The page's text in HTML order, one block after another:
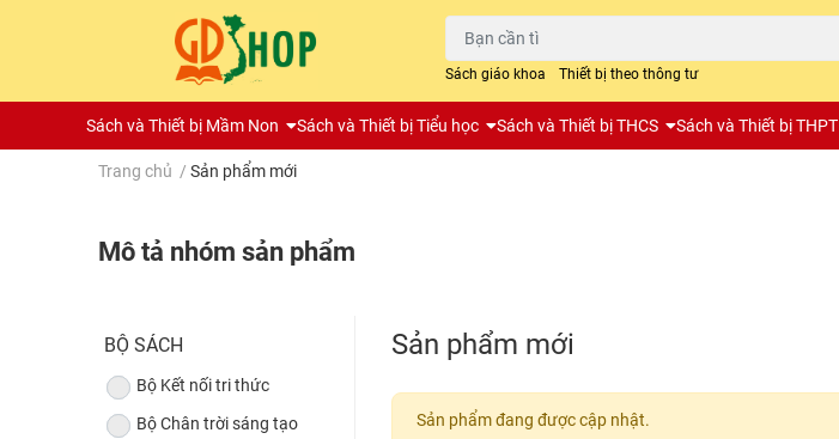
Sách giáo khoa Thiết bị theo thông tư
Sách và Thiết bị Mầm Non Sách và Thiết bị Tiểu học Sách và Thiết bị THCS Sách và Thiết bị THPT
Trang chủ / Sản phẩm mới
Mô tả nhóm sản phẩm
BỘ SÁCH
Bộ Kết nối tri thức
Bộ Chân trời sáng tạo
Sản phẩm mới
Sản phẩm đang được cập nhật.